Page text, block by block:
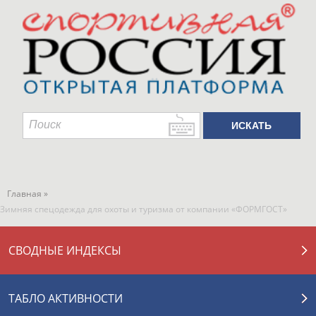
Главная »
Зимняя спецодежда для охоты и туризма от компании «ФОРМГОСТ»
СВОДНЫЕ ИНДЕКСЫ
ТАБЛО АКТИВНОСТИ